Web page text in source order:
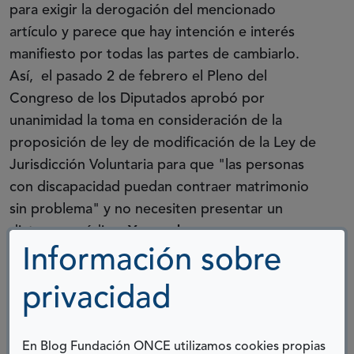
Información sobre
privacidad
En Blog Fundación ONCE utilizamos cookies propias
para exigir la derogación del mencionado
artículo y parece que hay intención e interés
manifiesto por todas las partes de cambiarlo.
Así, el pasado 2 de febrero el Pleno del
Congreso de los Diputados aprobó por
unanimidad la toma en consideración de la
proposición de ley de modificación de la Ley de
Jurisdicción Voluntaria para que "las personas
con discapacidad puedan contraer matrimonio
sin problema" y no necesiten presentar un
dictamen médico.Ya queda menos.
complementarios. Corren paralelos y si
coinciden... ¡Fantástico! Que a algunas personas
con discapacidad se les impida la libertad de